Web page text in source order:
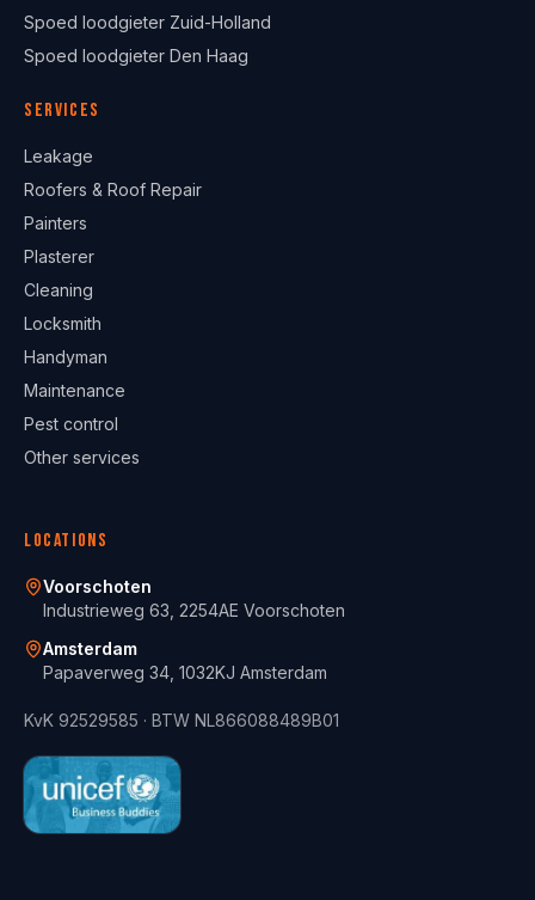
Spoed loodgieter Zuid-Holland
Spoed loodgieter Den Haag
Services
Leakage
Roofers & Roof Repair
Painters
Plasterer
Cleaning
Locksmith
Handyman
Maintenance
Pest control
Other services
Locations
Voorschoten
Industrieweg 63, 2254AE Voorschoten
Amsterdam
Papaverweg 34, 1032KJ Amsterdam
KvK 92529585 · BTW NL866088489B01